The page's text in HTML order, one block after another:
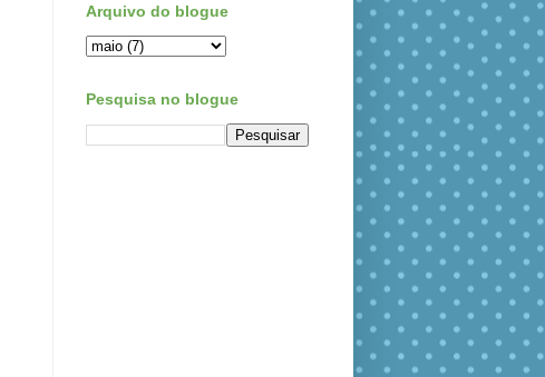
Arquivo do blogue
Pesquisa no blogue